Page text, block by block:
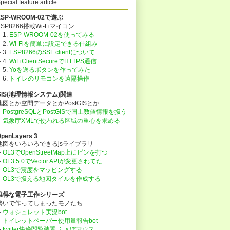
feature article
WROOM-02で遊ぶ
搭載Wi-Fiマイコン
1. ESP-WROOM-02を使ってみる
2. Wi-Fiを簡単に設定できる仕組み
3. ESP8266のSSL clientについて
4. WiFiClientSecureでHTTPS通信
5. Yoを送るボタンを作ってみた
6. トイレのリモコンを遠隔操作
地理情報システム)関連
図とか空間データとかPostGISとか
PostgreSQLとPostGISで国土数値情報を扱う
気象庁XMLで使われる区域の重心を求める
3
図をいろいろできるjsライブラリ
OL3でOpenStreetMap上にピンを打つ
OL3.5.0でVector APIが変更されてた
OL3で震度をマッピングする
OL3で扱える地図タイルを作成する
得な電子工作シリーズ
いで作ってしまったモノたち
ウォシュレット実況bot
トイレットペーパー使用量報告bot